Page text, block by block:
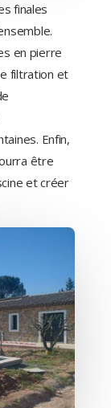
finales
en pierre
filtration et
Enfin,
être
et créer